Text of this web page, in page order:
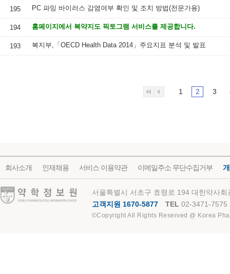
195 PC 파밍 바이러스 감염여부 확인 및 조치 방법(전문가용)
194 홈페이지에서 복약지도 픽토그램 서비스를 제공합니다.
193 복지부,「OECD Health Data 2014」주요지표 분석 및 발표
1 2 3
회사소개 인재채용 서비스 이용약관 이메일주소 무단수집거부
약학정보원
서울특별시 서초구 효령로 194 대한약사
고객지원 1670-5877
TEL 02-3471-7575
©Copyright All Rights Reserved @ Korea